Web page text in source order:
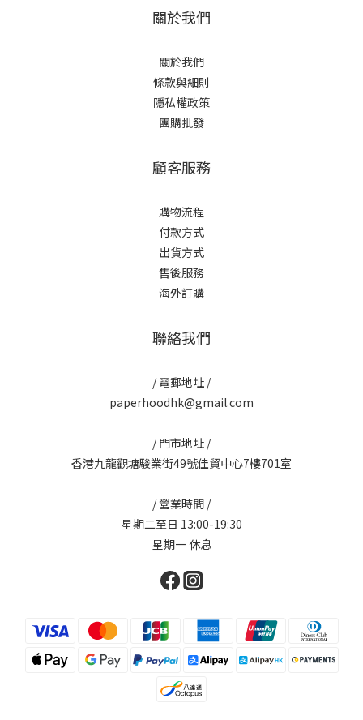
關於我們
關於我們
條款與細則
隱私權政策
團購批發
顧客服務
購物流程
付款方式
出貨方式
售後服務
海外訂購
聯絡我們
/ 電郵地址 /
paperhoodhk@gmail.com
/ 門市地址 /
香港九龍觀塘駿業街49號佳貿中心7樓701室
/ 營業時間 /
星期二至日 13:00-19:30
星期一 休息